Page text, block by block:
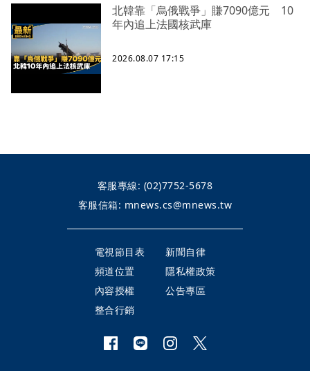
北韓靠「烏俄戰爭」賺7090億元 10
年內追上法國核武庫
2026.08.07 17:15
客服專線: (02)7752-5678
客服信箱: mnews.cs@mnews.tw
電視節目表
新聞自律
頻道位置
隱私權政策
內容授權
公告專區
整合行銷